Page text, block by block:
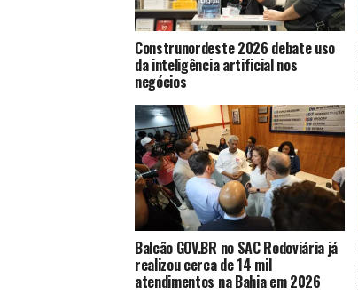
Construnordeste 2026 debate uso
da inteligência artificial nos
negócios
Balcão GOV.BR no SAC Rodoviária já
realizou cerca de 14 mil
atendimentos na Bahia em 2026